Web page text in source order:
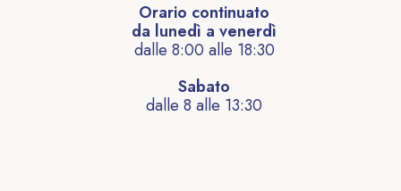
Orario continuato
da lunedì a venerdì
dalle 8:00 alle 18:30
Sabato
dalle 8 alle 13:30